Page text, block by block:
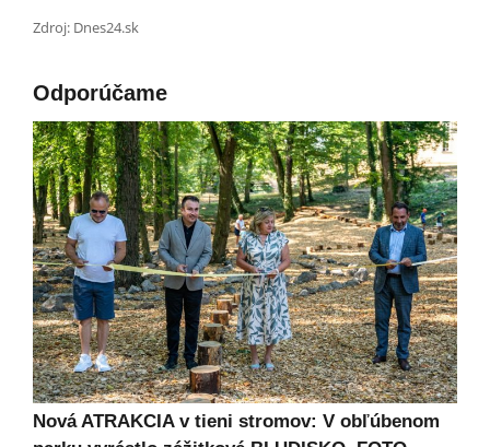
Zdroj: Dnes24.sk
Odporúčame
Nová ATRAKCIA v tieni stromov: V obľúbenom